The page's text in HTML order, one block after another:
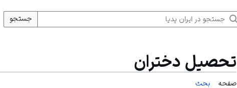
جستجو
تحصیل دختران
صفحه بحث